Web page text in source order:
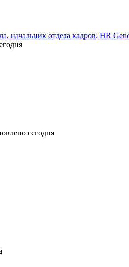
начальник отдела кадров, HR
сегодня